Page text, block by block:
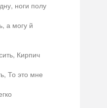
ноги полу
а могу й
Кирпич
То это мне